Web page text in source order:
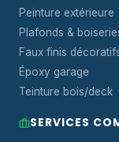
Peinture extérieure
Plafonds &
Faux finis
Époxy garage
Teinture bois/deck
SERVICES